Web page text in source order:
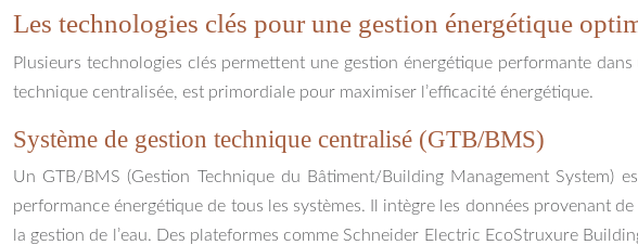
Les technologies clés pour une gestion énergétique
Plusieurs technologies clés permettent une gestion énergétique performante
technique centralisée, est primordiale pour maximiser l’efficacité énergétique.
Système de gestion technique centralisé (GTB/BMS)
Un GTB/BMS (Gestion Technique du Bâtiment/Building Management System)
performance énergétique de tous les systèmes. Il intègre les données provenant
la gestion de l’eau. Des plateformes comme Schneider Electric EcoStruxure